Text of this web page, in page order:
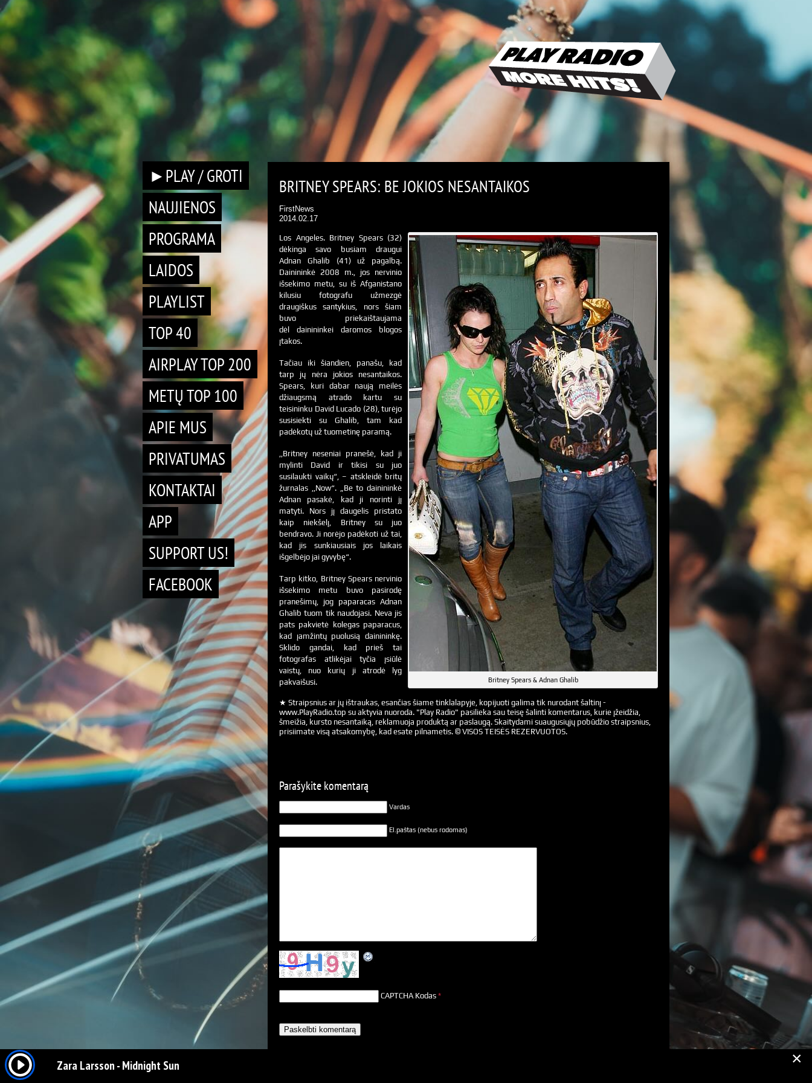
►PLAY / GROTI
NAUJIENOS
PROGRAMA
LAIDOS
PLAYLIST
TOP 40
AIRPLAY TOP 200
METŲ TOP 100
APIE MUS
PRIVATUMAS
KONTAKTAI
APP
SUPPORT US!
FACEBOOK
BRITNEY SPEARS: BE JOKIOS NESANTAIKOS
FirstNews
2014.02.17
Britney Spears & Adnan Ghalib
Los Angeles. Britney Spears (32)
dėkinga savo busiam draugui
Adnan Ghalib (41) už pagalbą.
Dainininkė 2008 m., jos nervinio
išsekimo metu, su iš Afganistano
kilusiu fotografu užmezgė
draugiškus santykius, nors šiam
buvo priekaištaujama
dėl dainininkei daromos blogos
įtakos.
Tačiau iki šiandien, panašu, kad
tarp jų nėra jokios nesantaikos.
Spears, kuri dabar naują meilės
džiaugsmą atrado kartu su
teisininku David Lucado (28), turėjo
susisiekti su Ghalib, tam kad
padėkotų už tuometinę paramą.
,,Britney neseniai pranešė, kad ji
mylinti David ir tikisi su juo
susilaukti vaikų“, – atskleidė britų
žurnalas ,,Now“. „Be to dainininkė
Adnan pasakė, kad ji norinti jį
matyti. Nors jį daugelis pristato
kaip niekšelį, Britney su juo
bendravo. Ji norėjo padėkoti už tai,
kad jis sunkiausiais jos laikais
išgelbėjo jai gyvybę“.
Tarp kitko, Britney Spears nervinio
išsekimo metu buvo pasirodę
pranešimų, jog paparacas Adnan
Ghalib tuom tik naudojasi. Neva jis
pats pakvietė kolegas paparacus,
kad įamžintų puolusią dainininkę.
Sklido gandai, kad prieš tai
fotografas atlikėjai tyčia įsiūlė
vaistų, nuo kurių ji atrodė lyg
pakvaišusi.
★ Straipsnius ar jų ištraukas, esančias šiame tinklalapyje, kopijuoti galima tik nurodant šaltinį -
www.PlayRadio.top su aktyvia nuoroda. "Play Radio" pasilieka sau teisę šalinti komentarus, kurie įžeidžia,
šmeižia, kursto nesantaiką, reklamuoja produktą ar paslaugą. Skaitydami suaugusiųjų pobūdžio straipsnius,
prisiimate visą atsakomybę, kad esate pilnametis. © VISOS TEISĖS REZERVUOTOS.
Parašykite komentarą
Vardas
El.paštas (nebus rodomas)
CAPTCHA Kodas *